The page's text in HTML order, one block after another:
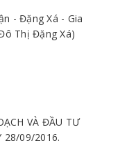
- Đặng Xá - Gia
Thị Đặng Xá)
VÀ ĐẦU TƯ
28/09/2016.